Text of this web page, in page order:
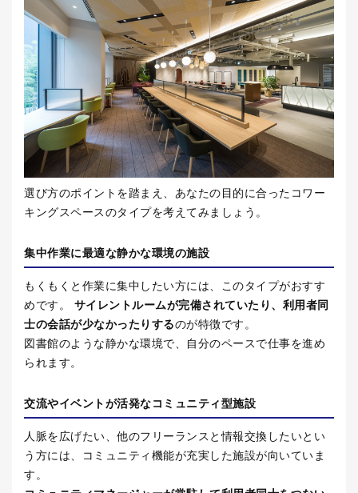
選び方のポイントを踏まえ、あなたの目的に合ったコワー
キングスペースのタイプを考えてみましょう。
集中作業に最適な静かな環境の施設
もくもくと作業に集中したい方には、このタイプがおすす
めです。 サイレントルームが完備されていたり、利用者同
士の会話が少なかったりするのが特徴です。
図書館のような静かな環境で、自分のペースで仕事を進め
られます。
交流やイベントが活発なコミュニティ型施設
人脈を広げたい、他のフリーランスと情報交換したいとい
う方には、コミュニティ機能が充実した施設が向いていま
す。